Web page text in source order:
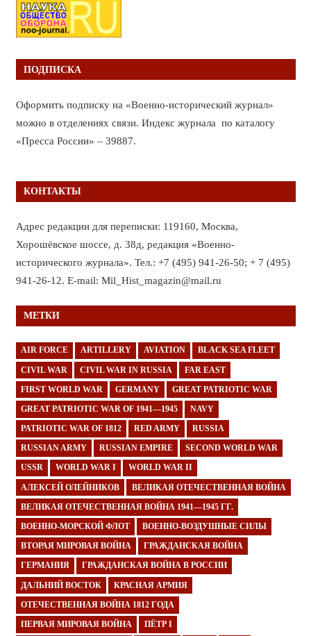
ПОДПИСКА
Оформить подписку на «Военно-исторический журнал»
можно в отделениях связи. Индекс журнала по каталогу
«Пресса России» – 39887.
КОНТАКТЫ
Адрес редакции для переписки: 119160, Москва,
Хорошёвское шоссе, д. 38д, редакция «Военно-
исторического журнала». Тел.: +7 (495) 941-26-50; + 7 (495)
941-26-12. E-mail: Mil_Hist_magazin@mail.ru
МЕТКИ
AIR FORCE ARTILLERY AVIATION BLACK SEA FLEET
CIVIL WAR CIVIL WAR IN RUSSIA FAR EAST
FIRST WORLD WAR GERMANY GREAT PATRIOTIC WAR
GREAT PATRIOTIC WAR OF 1941—1945 NAVY
PATRIOTIC WAR OF 1812 RED ARMY RUSSIA
RUSSIAN ARMY RUSSIAN EMPIRE SECOND WORLD WAR
USSR WORLD WAR I WORLD WAR II
АЛЕКСЕЙ ОЛЕЙНИКОВ ВЕЛИКАЯ ОТЕЧЕСТВЕННАЯ ВОЙНА
ВЕЛИКАЯ ОТЕЧЕСТВЕННАЯ ВОЙНА 1941—1945 ГГ.
ВОЕННО-МОРСКОЙ ФЛОТ ВОЕННО-ВОЗДУШНЫЕ СИЛЫ
ВТОРАЯ МИРОВАЯ ВОЙНА ГРАЖДАНСКАЯ ВОЙНА
ГЕРМАНИЯ ГРАЖДАНСКАЯ ВОЙНА В РОССИИ
ДАЛЬНИЙ ВОСТОК КРАСНАЯ АРМИЯ
ОТЕЧЕСТВЕННАЯ ВОЙНА 1812 ГОДА
ПЕРВАЯ МИРОВАЯ ВОЙНА ПЁТР I